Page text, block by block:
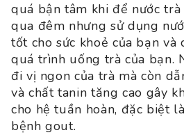
quá bận tâm khi để nước
qua đêm nhưng sử dụng
tốt cho sức khoẻ của bạn và
quá trình uống trà của bạn.
đi vị ngon của trà mà còn
và chất tanin tăng cao gây
cho hệ tuần hoàn, đặc biệt
bệnh gout.